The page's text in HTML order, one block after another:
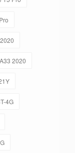
2020
4G